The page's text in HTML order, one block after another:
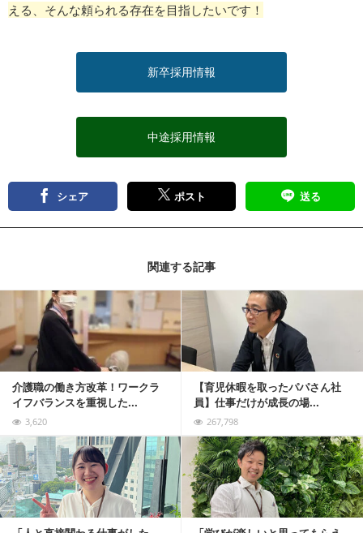
える、そんな頼られる存在を目指したいです！
新卒採用情報
中途採用情報
シェア ポスト 送る
関連する記事
介護職の働き方改革！ワークラ
イフバランスを重視した...
3,620
【育児休暇を取ったパパさん社
員】仕事だけが成長の場...
267,798
記事を読む
記事を読む